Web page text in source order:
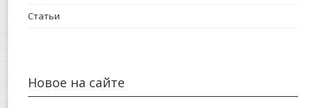
Статьи
Новое на сайте